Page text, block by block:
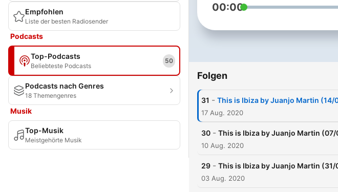
Empfohlen
Liste der besten Radiosender
Podcasts
Top-Podcasts
Beliebteste Podcasts
50
Podcasts nach Genres
18 Themengenres
Musik
Top-Musik
Meistgehörte Musik
00:00
Folgen
31 - This is Ibiza by Juanjo Martin (14/
17 Aug. 2020
30 - This is Ibiza by Juanjo Martin
10 Aug. 2020
29 - This is Ibiza by Juanjo Martin (31/
03 Aug. 2020